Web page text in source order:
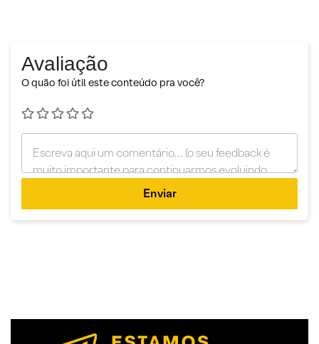
Avaliação
O quão foi útil este conteúdo pra você?
Enviar